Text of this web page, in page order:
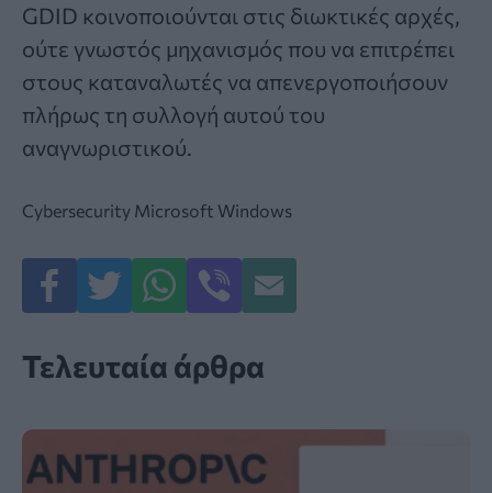
GDID κοινοποιούνται στις διωκτικές αρχές,
ούτε γνωστός μηχανισμός που να επιτρέπει
στους καταναλωτές να απενεργοποιήσουν
πλήρως τη συλλογή αυτού του
αναγνωριστικού.
Cybersecurity Microsoft Windows
Τελευταία άρθρα